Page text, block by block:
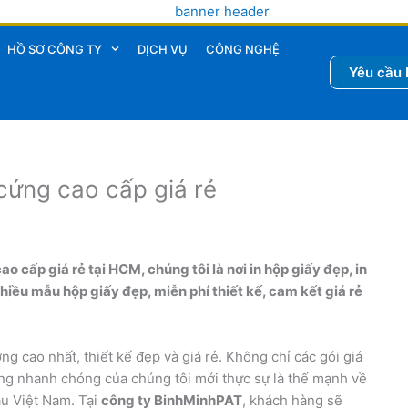
HỒ SƠ CÔNG TY DỊCH VỤ CÔNG NGHỆ
Yêu cầu
cao cấp giá rẻ
cấp giá rẻ tại HCM, chúng tôi là nơi in hộp giấy đẹp, in
mẫu hộp giấy đẹp, miễn phí thiết kế, cam kết giá rẻ
cao nhất, thiết kế đẹp và giá rẻ. Không chỉ các gói giá
nhanh chóng của chúng tôi mới thực sự là thế mạnh về
Việt Nam. Tại công ty BinhMinhPAT, khách hàng sẽ